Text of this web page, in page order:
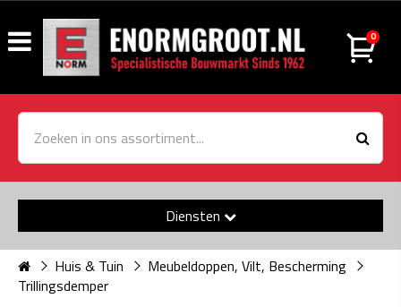
0
Diensten
Huis & Tuin
Meubeldoppen, Vilt, Bescherming
Trillingsdemper